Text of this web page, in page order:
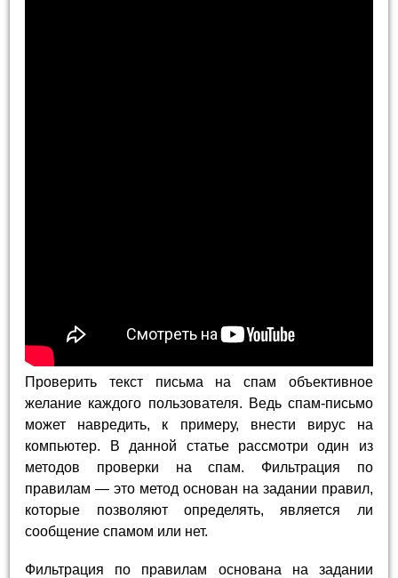
Проверить текст письма на спам объективное
желание каждого пользователя. Ведь спам-письмо
может навредить, к примеру, внести вирус на
компьютер. В данной статье рассмотри один из
методов проверки на спам. Фильтрация по
правилам — это метод основан на задании правил,
которые позволяют определять, является ли
сообщение спамом или нет.
Фильтрация по правилам основана на задании